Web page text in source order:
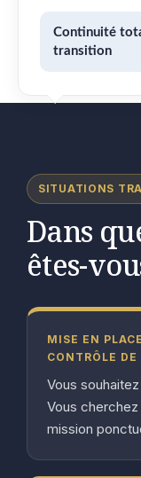
Continuité
transition
SITUATIONS
Dans
êtes-
MISE EN
CONTRÔLE DE
Vous
Vous cherchez
mission